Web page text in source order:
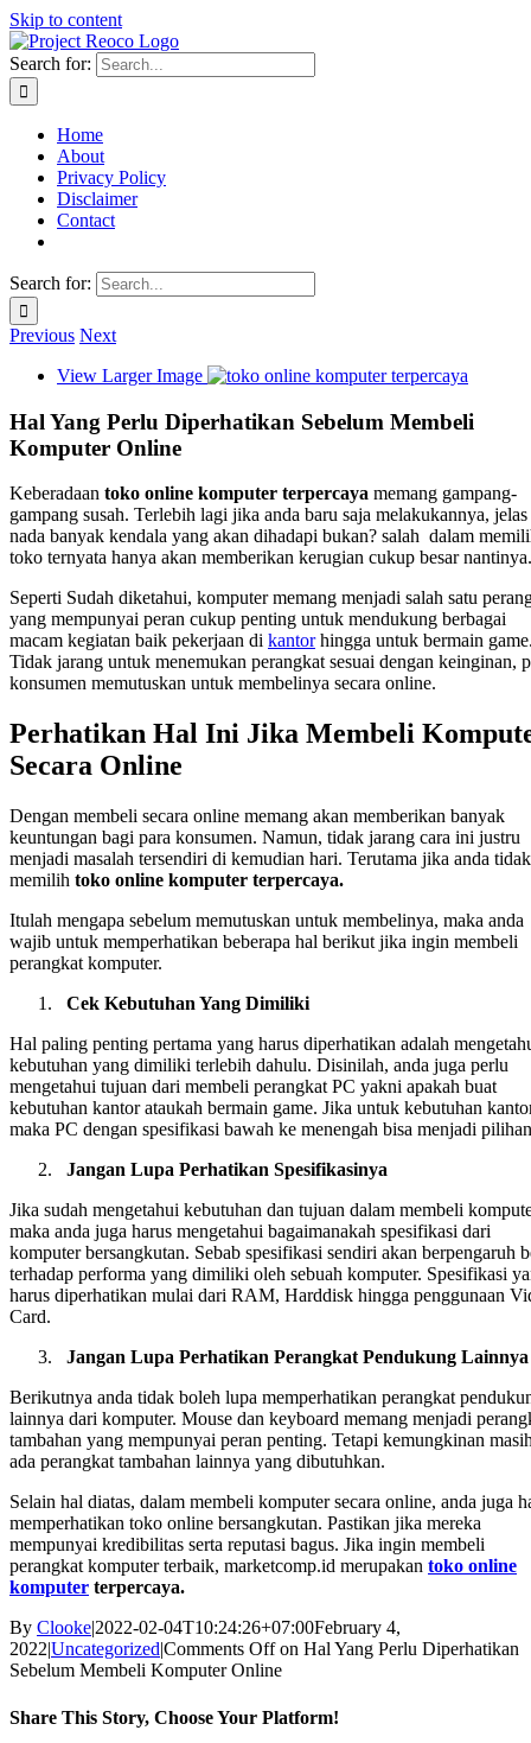
Skip to content
Search for:
Home
About
Privacy Policy
Disclaimer
Contact
Search for:
Previous Next
View Larger Image
Hal Yang Perlu Diperhatikan Sebelum Membeli
Komputer Online
Keberadaan toko online komputer terpercaya memang gampang-
gampang susah. Terlebih lagi jika anda baru saja melakukannya, jelas
nada banyak kendala yang akan dihadapi bukan? salah dalam
toko ternyata hanya akan memberikan kerugian cukup besar nantinya.
Seperti Sudah diketahui, komputer memang menjadi salah satu
yang mempunyai peran cukup penting untuk mendukung berbagai
macam kegiatan baik pekerjaan di kantorhingga untuk bermain
Tidak jarang untuk menemukan perangkat sesuai dengan keinginan,
konsumen memutuskan untuk membelinya secara online.
Perhatikan Hal Ini Jika Membeli
Secara Online
Dengan membeli secara online memang akan memberikan banyak
keuntungan bagi para konsumen. Namun, tidak jarang cara ini justru
menjadi masalah tersendiri di kemudian hari. Terutama jika anda tidak
memilih toko online komputer terpercaya.
Itulah mengapa sebelum memutuskan untuk membelinya, maka anda
wajib untuk memperhatikan beberapa hal berikut jika ingin membeli
perangkat komputer.
Cek Kebutuhan Yang Dimiliki
Hal paling penting pertama yang harus diperhatikan adalah
kebutuhan yang dimiliki terlebih dahulu. Disinilah, anda juga perlu
mengetahui tujuan dari membeli perangkat PC yakni apakah buat
kebutuhan kantor ataukah bermain game. Jika untuk kebutuhan
maka PC dengan spesifikasi bawah ke menengah bisa menjadi
Jangan Lupa Perhatikan Spesifikasinya
Jika sudah mengetahui kebutuhan dan tujuan dalam membeli
maka anda juga harus mengetahui bagaimanakah spesifikasi dari
komputer bersangkutan. Sebab spesifikasi sendiri akan berpengaruh
terhadap performa yang dimiliki oleh sebuah komputer. Spesifikasi
harus diperhatikan mulai dari RAM, Harddisk hingga penggunaan
Card.
Jangan Lupa Perhatikan Perangkat Pendukung Lainnya
Berikutnya anda tidak boleh lupa memperhatikan perangkat
lainnya dari komputer. Mouse dan keyboard memang menjadi
tambahan yang mempunyai peran penting. Tetapi kemungkinan
ada perangkat tambahan lainnya yang dibutuhkan.
Selain hal diatas, dalam membeli komputer secara online, anda juga
memperhatikan toko online bersangkutan. Pastikan jika mereka
mempunyai kredibilitas serta reputasi bagus. Jika ingin membeli
perangkat komputer terbaik, marketcomp.id merupakan toko online
komputer terpercaya.
By Clooke|2022-02-04T10:24:26+07:00February 4,
2022|Uncategorized|Comments Offon Hal Yang Perlu Diperhatikan
Sebelum Membeli Komputer Online
Share This Story, Choose Your Platform!